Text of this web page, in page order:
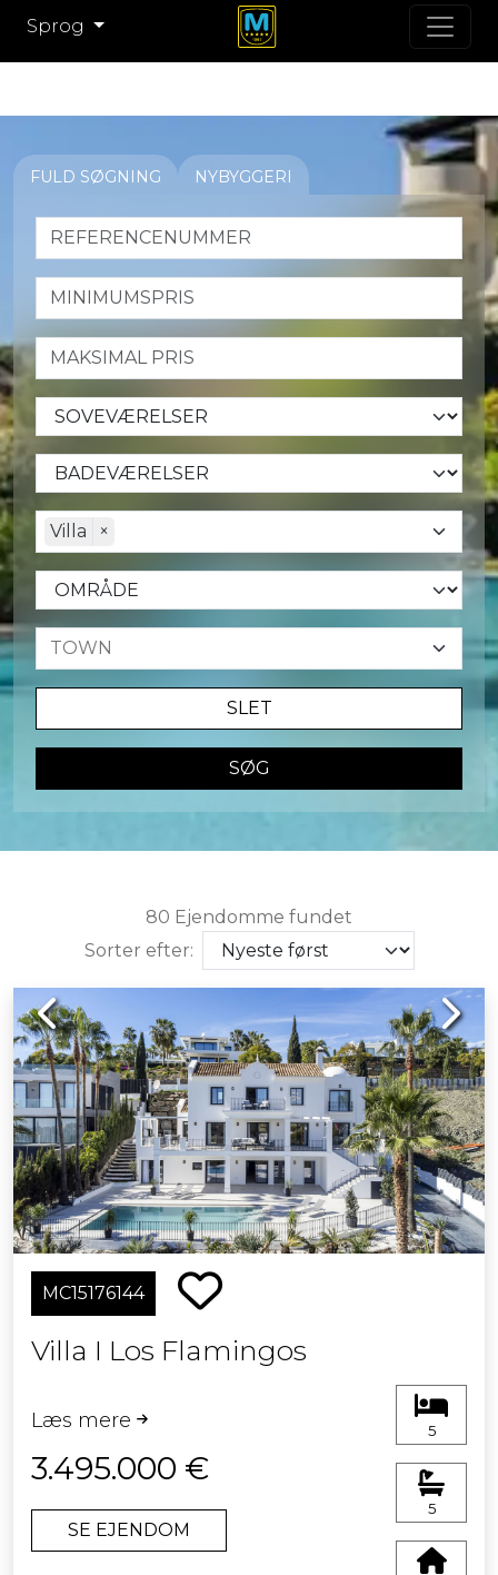
Sprog
FULD SØGNING NYBYGGERI
SLET
Villa ×
SØG
80 Ejendomme fundet
Sorter efter:
Previous Next
MC15176144
Villa I Los Flamingos
Læs mere
3.495.000 €
SE EJENDOM
5
5